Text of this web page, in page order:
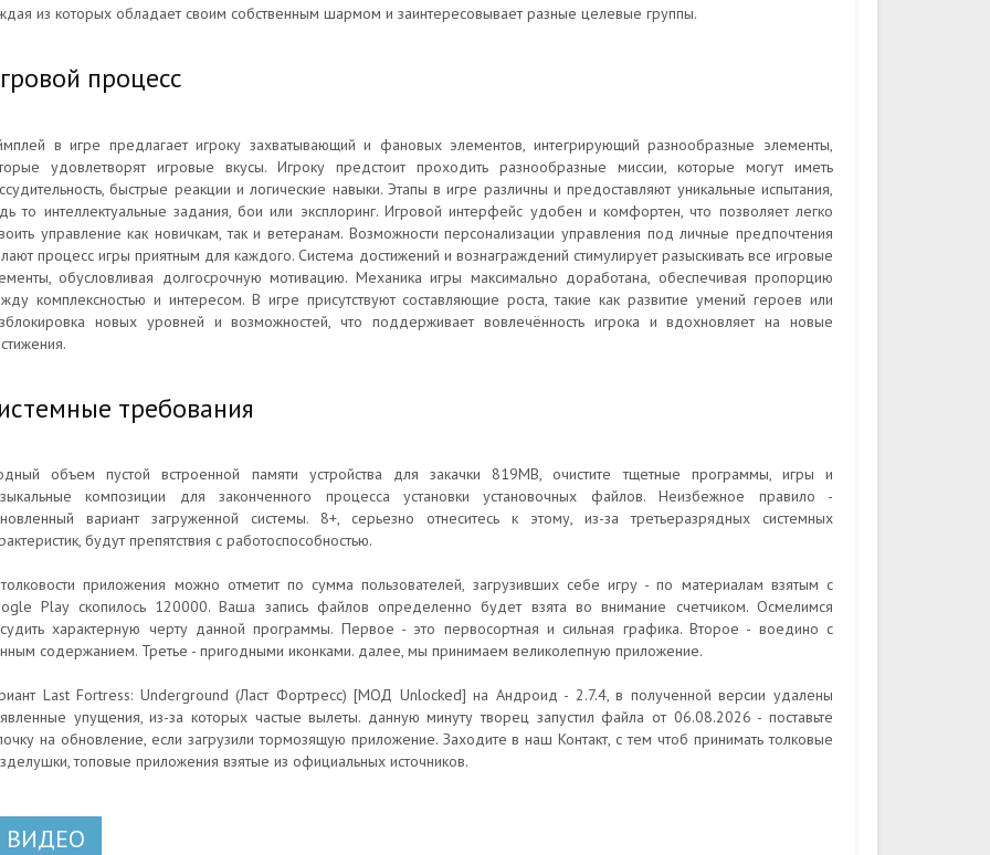
из которых обладает своим собственным шармом и заинтересовывает разные целевые группы.
процесс
в игре предлагает игроку захватывающий и фановых элементов, интегрирующий разнообразные элементы,
удовлетворят игровые вкусы. Игроку предстоит проходить разнообразные миссии, которые могут иметь
быстрые реакции и логические навыки. Этапы в игре различны и предоставляют уникальные испытания,
то интеллектуальные задания, бои или эксплоринг. Игровой интерфейс удобен и комфортен, что позволяет легко
управление как новичкам, так и ветеранам. Возможности персонализации управления под личные предпочтения
процесс игры приятным для каждого. Система достижений и вознаграждений стимулирует разыскивать все игровые
обусловливая долгосрочную мотивацию. Механика игры максимально доработана, обеспечивая пропорцию
комплексностью и интересом. В игре присутствуют составляющие роста, такие как развитие умений героев или
новых уровней и возможностей, что поддерживает вовлечённость игрока и вдохновляет на новые
требования
объем пустой встроенной памяти устройства для закачки 819MB, очистите тщетные программы, игры и
композиции для законченного процесса установки установочных файлов. Неизбежное правило -
вариант загруженной системы. 8+, серьезно отнеситесь к этому, из-за третьеразрядных системных
будут препятствия с работоспособностью.
приложения можно отметит по сумма пользователей, загрузивших себе игру - по материалам взятым с
Play скопилось 120000. Ваша запись файлов определенно будет взята во внимание счетчиком. Осмелимся
характерную черту данной программы. Первое - это первосортная и сильная графика. Второе - воедино с
содержанием. Третье - пригодными иконками. далее, мы принимаем великолепную приложение.
Last Fortress: Underground (Ласт Фортресс) [МОД Unlocked] на Андроид - 2.7.4, в полученной версии удалены
упущения, из-за которых частые вылеты. данную минуту творец запустил файла от 06.08.2026 - поставьте
на обновление, если загрузили тормозящую приложение. Заходите в наш Контакт, с тем чтоб принимать толковые
топовые приложения взятые из официальных источников.
ВИДЕО